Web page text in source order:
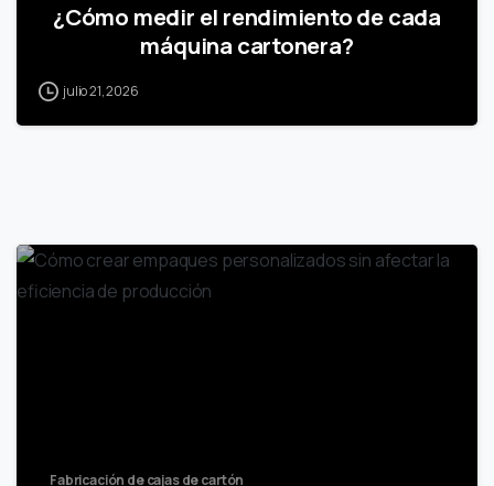
¿Cómo medir el rendimiento de cada
máquina cartonera?
julio 21, 2026
Fabricación de cajas de cartón